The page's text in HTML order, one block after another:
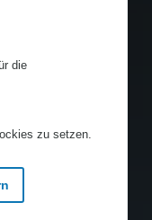
die
zu setzen.